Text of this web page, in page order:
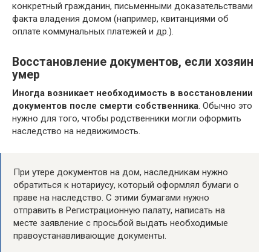
конкретный гражданин, письменными доказательствами
факта владения домом (например, квитанциями об
оплате коммунальных платежей и др.).
Восстановление документов, если хозяин
умер
Иногда возникает необходимость в восстановлении
документов после смерти собственника . Обычно это
нужно для того, чтобы родственники могли оформить
наследство на недвижимость.
При утере документов на дом, наследникам нужно
обратиться к нотариусу, который оформлял бумаги о
праве на наследство. С этими бумагами нужно
отправить в Регистрационную палату, написать на
месте заявление с просьбой выдать необходимые
правоустанавливающие документы.